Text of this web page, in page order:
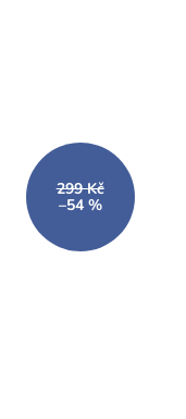
299 Kč
–54 %